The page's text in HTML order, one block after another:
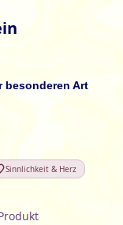
besonderen Art
Sinnlichkeit & Herz